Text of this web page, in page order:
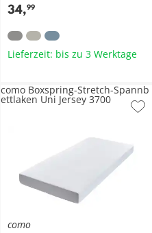
34,99
Lieferzeit: bis zu 3 Werktage
como
como Boxspring-Stretch-Spannb
ettlaken Uni Jersey 3700